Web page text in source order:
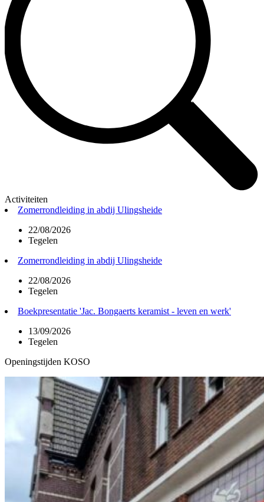
Activiteiten
Zomerrondleiding in abdij Ulingsheide
22/08/2026
Tegelen
Zomerrondleiding in abdij Ulingsheide
22/08/2026
Tegelen
Boekpresentatie 'Jac. Bongaerts keramist - leven en werk'
13/09/2026
Tegelen
Openingstijden KOSO